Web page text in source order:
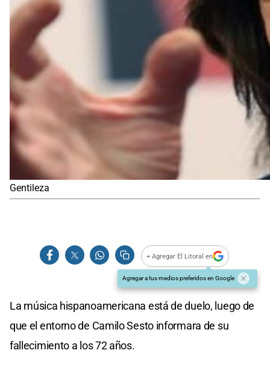
Gentileza
+ Agregar El Litoral en
Agregar a tus medios preferidos en Google
La música hispanoamericana está de duelo, luego de
que el entorno de Camilo Sesto informara de su
fallecimiento a los 72 años.